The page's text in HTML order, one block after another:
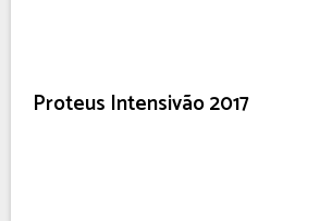
Proteus Intensivão 2017